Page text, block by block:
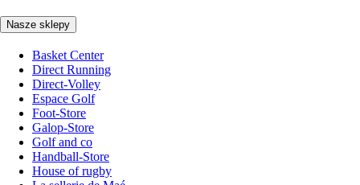
Nasze sklepy
Basket Center
Direct Running
Direct-Volley
Espace Golf
Foot-Store
Galop-Store
Golf and co
Handball-Store
House of rugby